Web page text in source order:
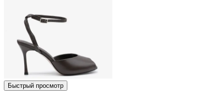
Быстрый просмотр